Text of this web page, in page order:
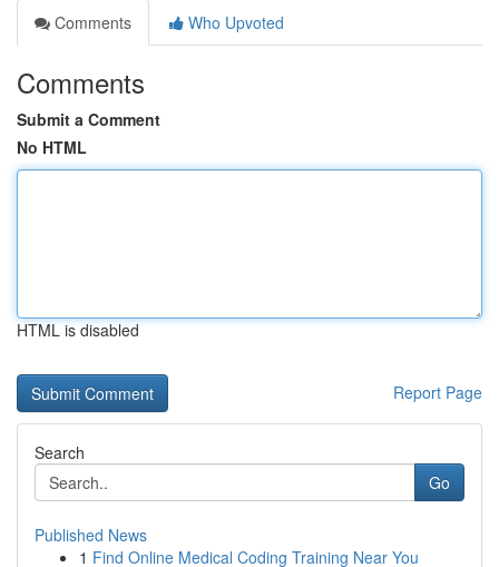
Comments
Who Upvoted
Comments
Submit a Comment
No HTML
HTML is disabled
Report Page
Search
Go
Published News
1 Find Online Medical Coding Training Near You